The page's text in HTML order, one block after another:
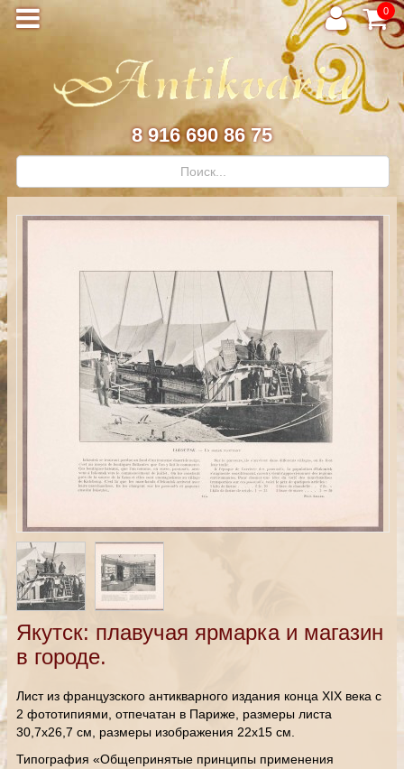
0
8 916 690 86 75
Якутск: плавучая ярмарка и магазин
в городе.
Лист из французского антикварного издания конца XIX века с
2 фототипиями, отпечатан в Париже, размеры листа
30,7х26,7 см, размеры изображения 22х15 см.
Типография «Общепринятые принципы применения